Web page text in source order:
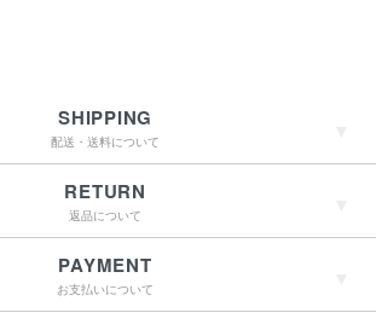
SHIPPING
配送・送料について
￥4,400（税込）以上
のご購入で送料無料
RETURN
返品について
PAYMENT
お支払いについて